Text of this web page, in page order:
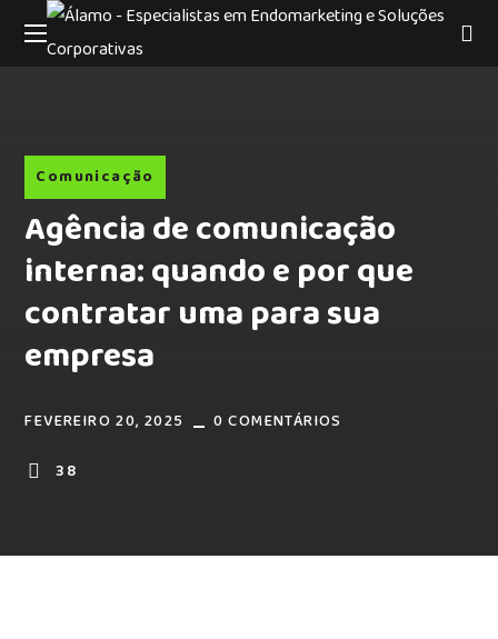
Comunicação
Agência de comunicação
interna: quando e por que
contratar uma para sua
empresa
FEVEREIRO 20, 2025
0 COMENTÁRIOS
38